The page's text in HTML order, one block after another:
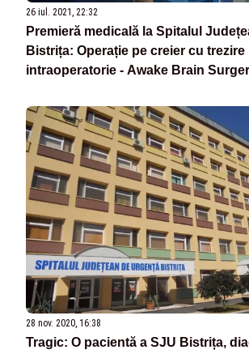
26 iul. 2021, 22:32
Premieră medicală la Spitalul
Bistrița: Operație pe creier cu trezire
intraoperatorie - Awake Brain
28 nov. 2020, 16:38
Tragic: O pacientă a SJU Bistrița,